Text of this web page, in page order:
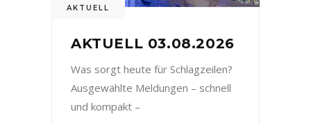
AKTUELL
AKTUELL 03.08.2026
Was sorgt heute für Schlagzeilen?
Ausgewählte Meldungen – schnell
und kompakt –